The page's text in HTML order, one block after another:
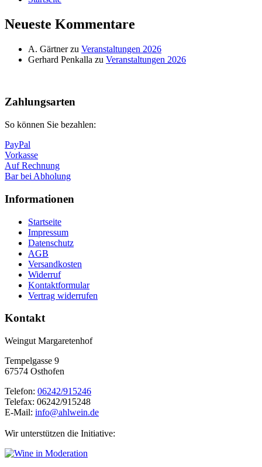
Neueste Kommentare
A. Gärtnerzu Veranstaltungen 2026
Gerhard Penkalla zu Veranstaltungen 2026
oben
Zahlungsarten
So können Sie bezahlen:
PayPal
Vorkasse
Auf Rechnung
Bar bei Abholung
Informationen
Startseite
Impressum
Datenschutz
AGB
Versandkosten
Widerruf
Kontaktformular
Vertrag widerrufen
Kontakt
Weingut Margaretenhof
Tempelgasse 9
67574 Osthofen
Telefon: 06242/915246
Telefax: 06242/915248
E-Mail: info@ahlwein.de
Wir unterstützen die Initiative: